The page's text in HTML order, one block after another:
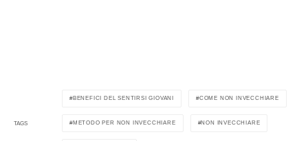
TAGS
BENEFICI DEL SENTIRSI GIOVANI COME NON INVECCHIARE
METODO PER NON INVECCHIARE NON INVECCHIARE